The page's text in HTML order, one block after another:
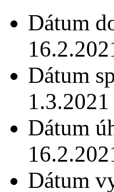
Dátum
Dátum
1.3.2021
Dátum
Dátum